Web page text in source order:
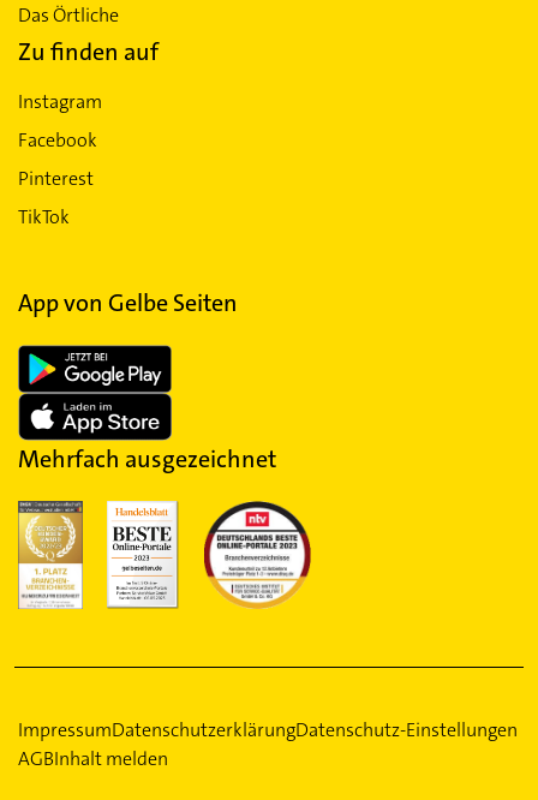
Das Örtliche
Zu finden auf
Instagram
Facebook
Pinterest
TikTok
App von Gelbe Seiten
Mehrfach ausgezeichnet
ImpressumDatenschutzerklärungDatenschutz-Einstellungen
AGBInhalt melden